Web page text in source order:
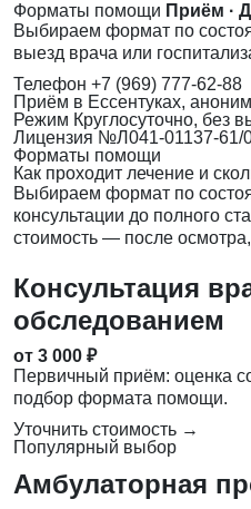
Форматы помощи Приём ·
Выбираем формат по
выезд врача или
Телефон +7 (969) 777-62-88
Приём в Ессентуках,
Режим Круглосуточно, без
Лицензия №Л041-01137-61/
Форматы помощи
Как проходит лечение и
Выбираем формат по
консультации до полного
стоимость — после
Консультация
обследованием
от 3 000 ₽
Первичный приём: оценка
подбор формата помощи.
Уточнить стоимость →
Популярный выбор
Амбулаторная